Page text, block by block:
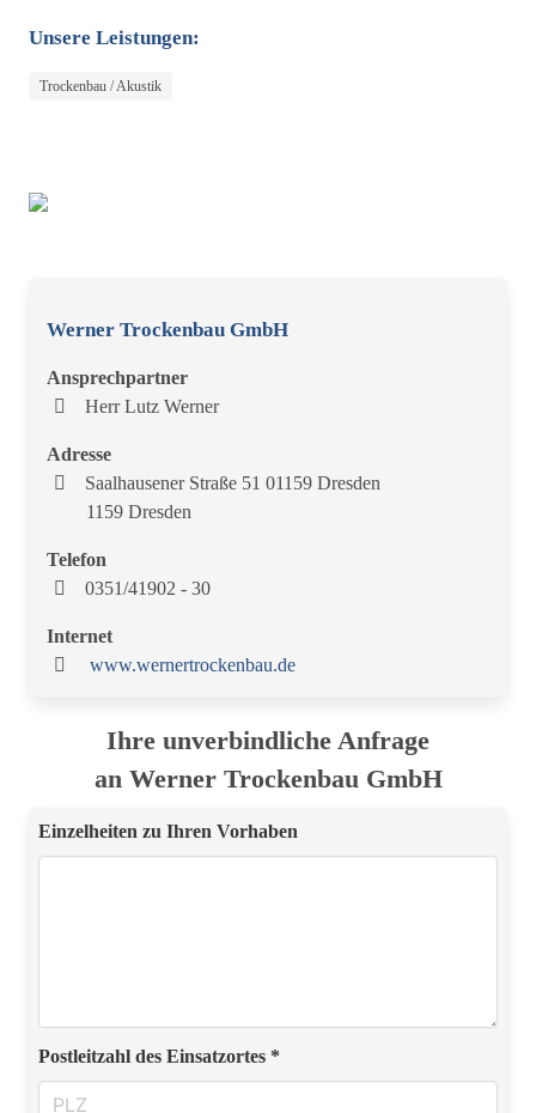
Unsere Leistungen:
Trockenbau / Akustik
Werner Trockenbau GmbH
Ansprechpartner
Herr Lutz Werner
Adresse
Saalhausener Straße 51 01159 Dresden
1159 Dresden
Telefon
0351/41902 - 30
Internet
www.wernertrockenbau.de
Ihre unverbindliche Anfrage
an Werner Trockenbau GmbH
Einzelheiten zu Ihren Vorhaben
Postleitzahl des Einsatzortes *